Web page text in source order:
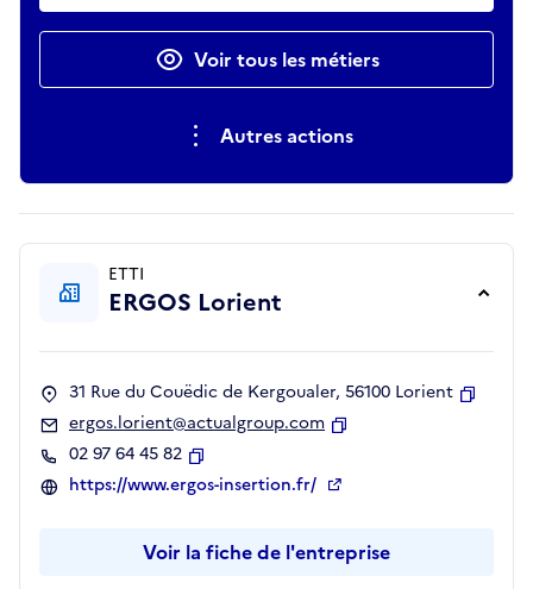
Voir tous les métiers
Autres actions
ETTI
ERGOS Lorient
31 Rue du Couëdic de Kergoualer, 56100 Lorient
ergos.lorient@actualgroup.com
02 97 64 45 82
Copier
https://www.ergos-insertion.fr/
Voir la fiche de l'entreprise